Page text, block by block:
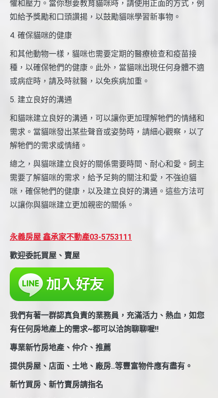
懼和壓力。當你想要教育貓咪時，請使用正面的方式，例
如給予獎勵和口頭讚揚，以鼓勵貓咪學習新事物。
4. 確保貓咪的健康
和其他動物一樣，貓咪也需要定期的醫療檢查和疫苗接
種，以確保牠們的健康。此外，當貓咪出現任何身體不適
或病症時，請及時就醫，以免疾病加重。
5. 建立良好的溝通
和貓咪建立良好的溝通，可以讓你更加理解牠們的情緒和
需求。當貓咪發出某些聲音或姿勢時，請細心觀察，以了
解牠們的需求或情緒。
總之，與貓咪建立良好的關係需要時間、耐心和愛。飼主
需要了解貓咪的需求，給予足夠的關注和愛，不強迫貓
咪，確保牠們的健康，以及建立良好的溝通。這些方法可
以讓你與貓咪建立更加親密的關係。
永義房屋 鑫承家不動產03-5753111
歡迎委託買屋、賣屋
我們有著一群認真負責的業務員，充滿活力、熱血，如您
有任何房地產上的需求~都可以洽詢聊聊喔!!
專業新竹房地產、仲介、推薦
提供房屋、店面、土地、廠房..等豐富物件應有盡有。
新竹買房、新竹賣房請指名